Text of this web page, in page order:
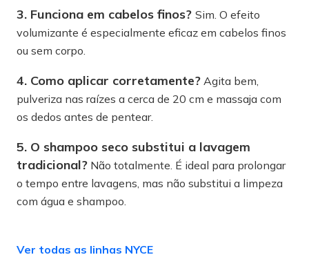
3. Funciona em cabelos finos? Sim. O efeito
volumizante é especialmente eficaz em cabelos finos
ou sem corpo.
4. Como aplicar corretamente? Agita bem,
pulveriza nas raízes a cerca de 20 cm e massaja com
os dedos antes de pentear.
5. O shampoo seco substitui a lavagem
tradicional? Não totalmente. É ideal para prolongar
o tempo entre lavagens, mas não substitui a limpeza
com água e shampoo.
Ver todas as linhas NYCE